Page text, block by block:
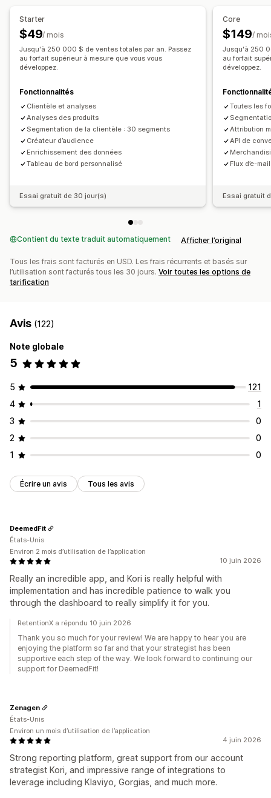
Marketing et ventes
Connaissances issues de l’IA
Analyse des données de paiement
Informations sur les bénéfices
Analyse de l’entonnoir
Panier abandonné
Suivi de pixel
Supports visuels et rapports
Tableau de bord des analyses de données
Rapports multi-boutiques
Rapports personnalisés Exportation des données
Prévisions
Planification des rapports Notifications
Starter
$49/ mois
Jusqu'à 250 000 $ de ventes totales par an. Passez
au forfait supérieur à mesure que vous vous
développez.
Fonctionnalités
Clientèle et analyses
Analyses des produits
Segmentation de la clientèle : 30 segments
Créateur d’audience
Enrichissement des données
Tableau de bord personnalisé
Essai gratuit de 30 jour(s)
Core
$149/
Jusqu'à 250
au forfait
développez.
Toutes les
Attribution
API de
Flux d’e-
Essai gratuit
Contient du texte traduit automatiquement Afficher l’original
Tous les frais sont facturés en USD. Les frais récurrents et basés sur
l’utilisation sont facturés tous les 30 jours. Voir toutes les options de
tarification
Avis (122)
Note globale
5
5
121
4
1
3
0
2
0
1
0
Écrire un avis Tous les avis
10 juin 2026
Really an incredible app, and Kori is really helpful with
implementation and has incredible patience to walk you
through the dashboard to really simplify it for you.
DeemedFit
États-Unis
Environ 2 mois d’utilisation de l’application
RetentionX a répondu 10 juin 2026
Thank you so much for your review! We are happy to hear you are
enjoying the platform so far and that your strategist has been
supportive each step of the way. We look forward to continuing our
support for DeemedFit!
4 juin 2026
Strong reporting platform, great support from our account
strategist Kori, and impressive range of integrations to
leverage including Klaviyo, Gorgias, and much more.
Zenagen
États-Unis
Environ un mois d’utilisation de l’application